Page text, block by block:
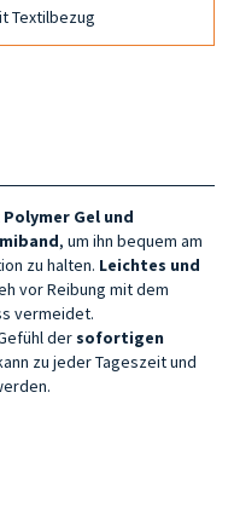
Textilbezug
Gel und
, um ihn bequem am
zu halten. Leichtes und
vor Reibung mit dem
vermeidet.
dersofortigen
zu jeder Tageszeit und
.